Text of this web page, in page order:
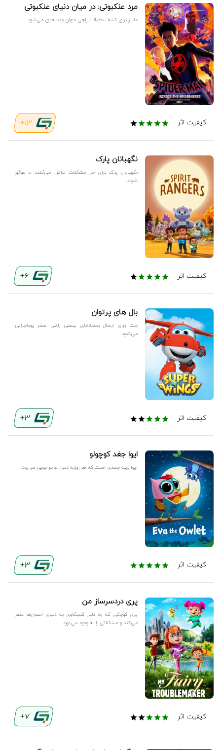
مرد عنکبوتی: در میان دنیای عنکبوتی
مایلز برای کشف حقیقت راهی جهان چندبعدی می‌شود.
کیفیت اثر 13+
نگهبانان پارک
نگهبانان پارک برای حل مشکلات تلاش می‌کنند تا موفق
شوند.
کیفیت اثر 6+
بال های پرتوان
جت برای ارسال بسته‌های پستی راهی سفر پرماجرایی
می‌شود.
کیفیت اثر 3+
ایوا جغد کوچولو
ایوا بچه جغدی است که هر روزبه دنبال ماجراجویی می‌رود.
کیفیت اثر 3+
پری دردسرساز من
پری کوچکی که به دلیل کنجکاوی به دنیای انسان‌ها سفر
می‌کند و مشکلاتی را به وجود می‌آورد.
کیفیت اثر 7+